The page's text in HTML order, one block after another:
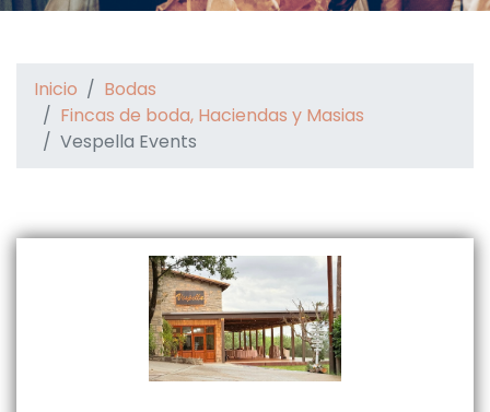
Inicio
Bodas
Fincas de boda, Haciendas y Masias
Vespella Events